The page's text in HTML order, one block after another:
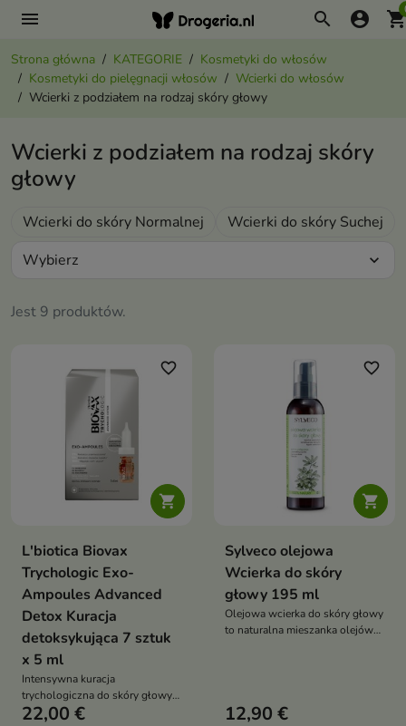
menu search account_circle
Strona główna KATEGORIE
Kosmetyki do włosów
Kosmetyki do pielęgnacji włosów
Wcierki do włosów
Wcierki z podziałem na rodzaj skóry głowy
Wcierki z podziałem na rodzaj skóry
głowy
Wcierki do skóry Normalnej Wcierki do skóry Suchej
Jest 9 produktów.
Wybierz expand_more

favorite_border
L'biotica Biovax
Trychologic Exo-
Ampoules Advanced
Detox Kuracja
detoksykująca 7 sztuk
x 5 ml
Intensywna kuracja
trychologiczna do skóry głowy
łojotokowej, szybko
22,00 €

favorite_border
Sylveco olejowa
Wcierka do skóry
głowy 195 ml
Olejowa wcierka do skóry głowy
to naturalna mieszanka olejów
równowagę skóry głowy
12,90 €